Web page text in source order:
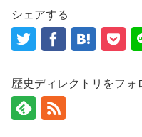
シェアする
歴史ディレクトリをフォ